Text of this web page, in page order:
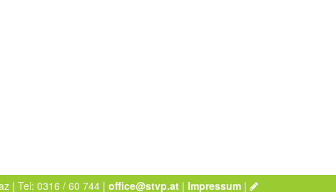
| Tel: 0316 / 60 744 |office@stvp.at |Impressum |